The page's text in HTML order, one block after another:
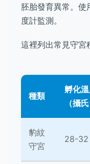
胚胎發育異常。使
度計監測。
這裡列出常見守宮
種類
孵化
（攝氏
豹紋
守宮
28-32